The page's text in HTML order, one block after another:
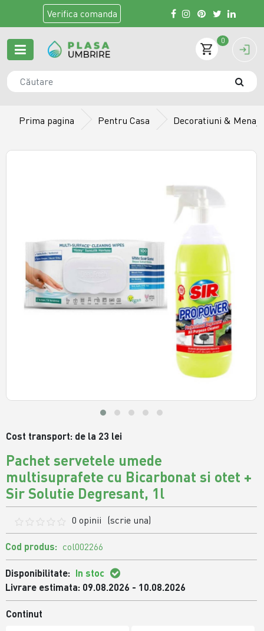
Verifica comanda
0
Prima pagina Pentru Casa Decoratiuni & Menaj
Cost transport: de la 23 lei
Pachet servetele umede
multisuprafete cu Bicarbonat si otet +
Sir Solutie Degresant, 1l
0 opinii (scrie una)
Cod produs: col002266
Disponibilitate: In stoc
Livrare estimata: 09.08.2026 - 10.08.2026
Continut